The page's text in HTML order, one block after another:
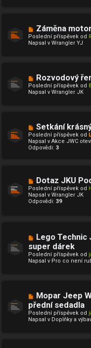
e
k
N
o
v
ý
ě
v
Záměna
Poslední příspěvek od
Napsal v Wrangler YJ
N
o
v
ý
p
ě
v
e
Rozvodový
Poslední příspěvek od
Napsal v Wrangler JK
N
o
v
ý
p
p
ě
v
e
k
Setkání
Poslední příspěvek od
Napsal v Akce JWC
Odpovědi: 3
N
o
v
ý
p
e
k
Dotaz JKU
Poslední příspěvek od
Napsal v Wrangler JK
Odpovědi: 39
N
o
v
ý
p
ě
e
k
Lego Technic
super dárek
Poslední příspěvek od
Napsal v Pro co není
N
o
v
ý
p
Mopar Jeep
přední sedadla
Poslední příspěvek od
Napsal v Doplňky a